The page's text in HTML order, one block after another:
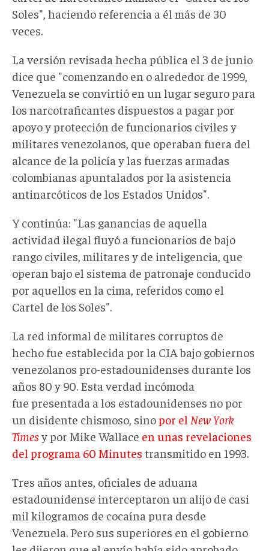
Soles", haciendo referencia a él más de 30
veces.
La versión revisada hecha pública el 3 de junio
dice que "comenzando en o alrededor de 1999,
Venezuela se convirtió en un lugar seguro para
los narcotraficantes dispuestos a pagar por
apoyo y protección de funcionarios civiles y
militares venezolanos, que operaban fuera del
alcance de la policía y las fuerzas armadas
colombianas apuntalados por la asistencia
antinarcóticos de los Estados Unidos".
Y continúa: "Las ganancias de aquella
actividad ilegal fluyó a funcionarios de bajo
rango civiles, militares y de inteligencia, que
operan bajo el sistema de patronaje conducido
por aquellos en la cima, referidos como el
Cartel de los Soles".
La red informal de militares corruptos de
hecho fue establecida por la CIA bajo gobiernos
venezolanos pro-estadounidenses durante los
años 80 y 90. Esta verdad incómoda
fue presentada a los estadounidenses no por
un disidente chismoso, sinopor el New York
Timesy por Mike Wallace en unas revelaciones
del programa 60 Minutes transmitido en 1993.
Tres años antes, oficiales de aduana
estadounidense interceptaron un alijo de casi
mil kilogramos de cocaína pura desde
Venezuela. Pero sus superiores en el gobierno